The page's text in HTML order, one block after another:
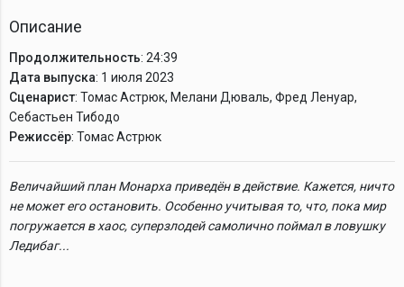
Описание
Продолжительность: 24:39
Дата выпуска: 1 июля 2023
Сценарист: Томас Астрюк, Мелани Дюваль, Фред Ленуар,
Себастьен Тибодо
Режиссёр: Томас Астрюк
Величайший план Монарха приведён в действие. Кажется, ничто
не может его остановить. Особенно учитывая то, что, пока мир
погружается в хаос, суперзлодей самолично поймал в ловушку
Ледибаг...